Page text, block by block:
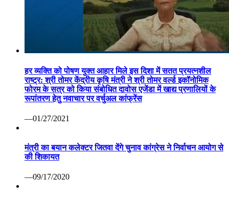
हर व्यक्ति को पोषण युक्त आहार मिले इस दिशा में सतत प्रयत्नशील
राष्ट्र: श्री तोमर केंद्रीय कृषि मंत्री ने श्री तोमर वर्ल्ड इकॉनोमिक
फोरम के सत्र को किया संबोधित दावोस एजेंडा में खाद्य प्रणालियों के
रूपांतरण हेतु नवाचार पर वर्चुअल कांफ्रेंस
—01/27/2021
मंत्री का बयान कलेक्टर जितवा देंगे चुनाव कांग्रेस ने निर्वाचन आयोग से
की शिकायत
—09/17/2020